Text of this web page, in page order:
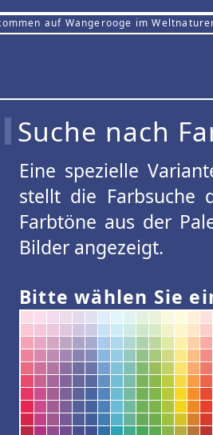
auf Wangerooge im
Suche nach
Eine spezielle
stellt die Farbsuche
Farbtöne aus der
Bilder angezeigt.
Bitte wählen Sie